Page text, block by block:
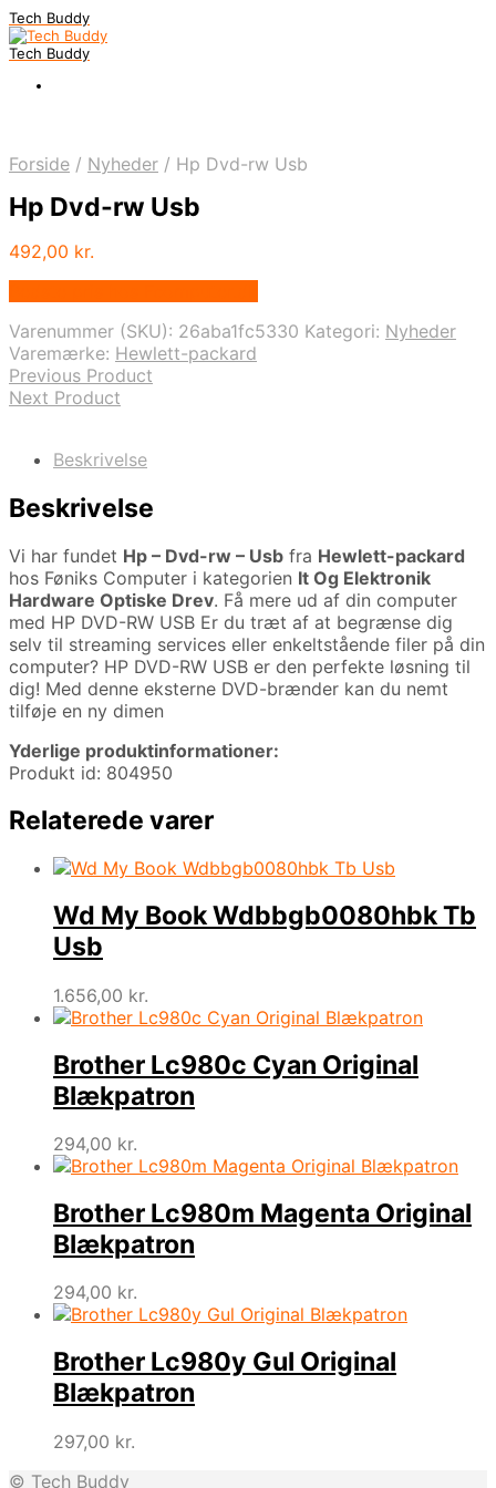
Tech Buddy
Tech Buddy
Forside / Nyheder / Hp Dvd-rw Usb
Hp Dvd-rw Usb
492,00 kr.
Varenummer (SKU): 26aba1fc5330 Kategori: Nyheder
Varemærke: Hewlett-packard
Previous Product
Next Product
Beskrivelse
Beskrivelse
Vi har fundet Hp – Dvd-rw – Usb fra Hewlett-packard
hos Føniks Computer i kategorien It Og Elektronik
Hardware Optiske Drev. Få mere ud af din computer
med HP DVD-RW USB Er du træt af at begrænse dig
selv til streaming services eller enkeltstående filer på din
computer? HP DVD-RW USB er den perfekte løsning til
dig! Med denne eksterne DVD-brænder kan du nemt
tilføje en ny dimen
Yderlige produktinformationer:
Produkt id: 804950
Relaterede varer
Wd My Book Wdbbgb0080hbk Tb
Usb
1.656,00 kr.
Brother Lc980c Cyan Original
Blækpatron
294,00 kr.
Brother Lc980m Magenta Original
Blækpatron
294,00 kr.
Brother Lc980y Gul Original
Blækpatron
297,00 kr.
© Tech Buddy